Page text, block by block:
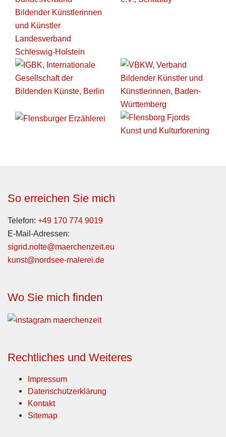
So erreichen Sie mich
Telefon: +49 170 774 9019
E-Mail-Adressen:
sigrid.nolte@maerchenzeit.eu
kunst@nordsee-malerei.de
Wo Sie mich finden
Rechtliches und Weiteres
Impressum
Datenschutzerklärung
Kontakt
Sitemap